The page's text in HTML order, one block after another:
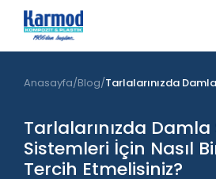
Anasayfa Blog Tarlalarınızda
Tarlalarınızda
Sistemleri İçin Nasıl
Tercih Etmelisiniz?